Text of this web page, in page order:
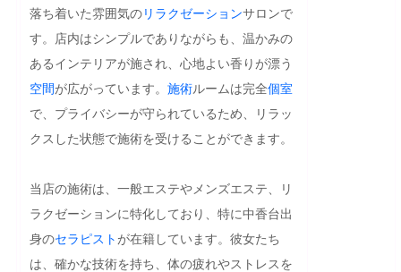
落ち着いた雰囲気のリラクゼーションサロンで
す。店内はシンプルでありながらも、温かみの
あるインテリアが施され、心地よい香りが漂う
空間が広がっています。 施術ルームは完全個室
で、プライバシーが守られているため、リラッ
クスした状態で施術を受けることができます。
当店の施術は、一般エステやメンズエステ、リ
ラクゼーションに特化しており、特に中香台出
身のセラピスト が在籍しています。彼女たち
は、確かな技術を持ち、体の疲れやストレスを